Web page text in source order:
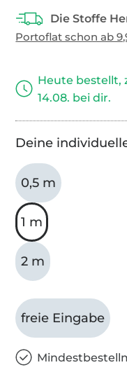
Heute bestellt,
14.08. bei dir.
Deine
0,5 m
1 m
2 m
freie Eingabe